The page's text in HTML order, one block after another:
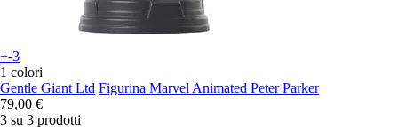
+-3
1 colori
Gentle Giant Ltd Figurina Marvel Animated Peter Parker
79,00 €
3 su 3 prodotti